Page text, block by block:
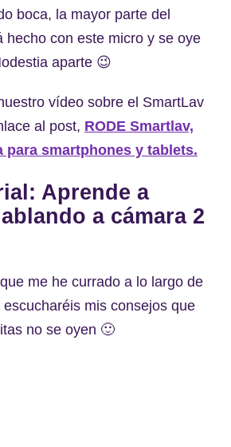
boca, la mayor parte del
hecho con este micro y se oye
aparte 😉
vídeo sobre el SmartLav
al post, RODE Smartlav,
para smartphones y tablets.
Aprende a
a cámara 2
me he currado a lo largo de
mis consejos que
no se oyen 🙂